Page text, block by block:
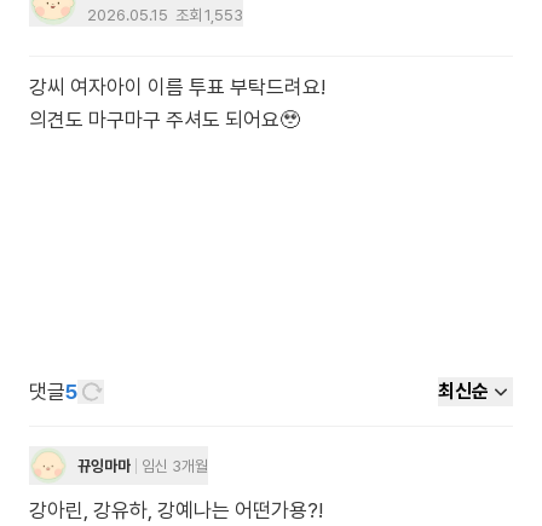
2026.05.15 조회 1,553
강씨 여자아이 이름 투표 부탁드려요!
의견도 마구마구 주셔도 되어요🥹
댓글5 최신순
뀨잉마마 임신 3개월
강아린, 강유하, 강예나는 어떤가용?!